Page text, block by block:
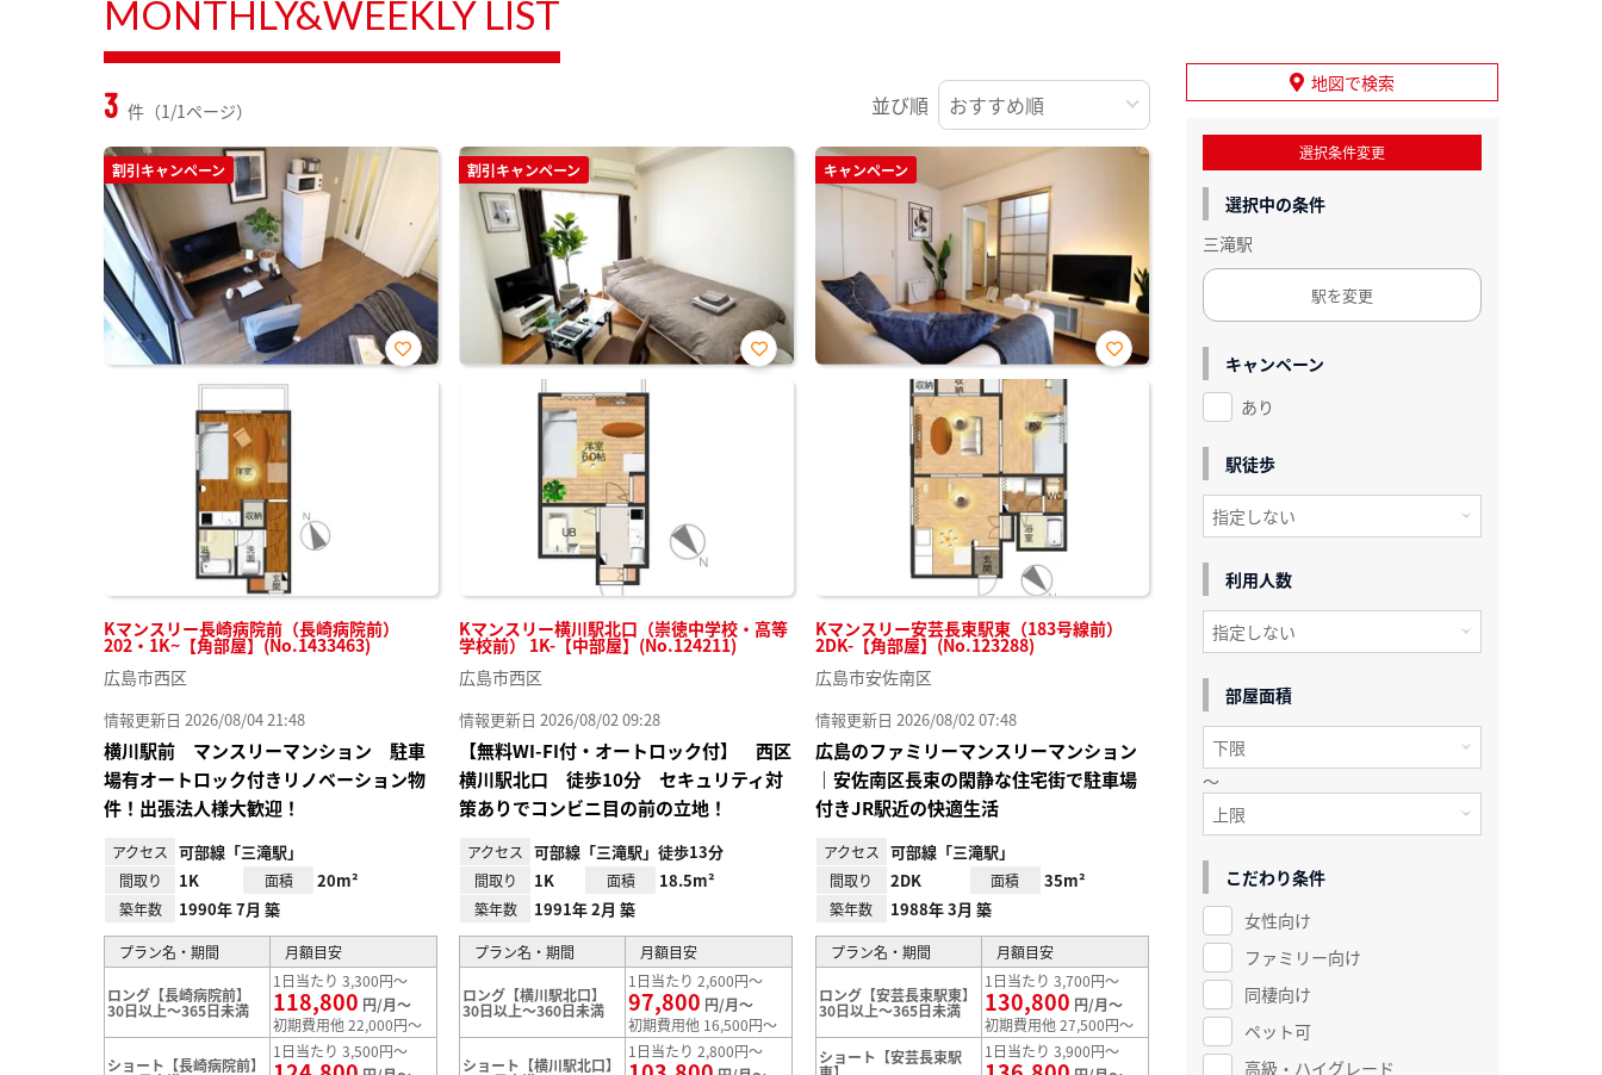
MONTHLY&WEEKLY LIST
3 件（1/1ページ） 並び順
割引キャンペーン
Kマンスリー長崎病院前（長崎病院前）
202・1K~【角部屋】(No.1433463)
お気
広島市西区
情報更新日 2026/08/04 21:48
横川駅前 マンスリーマンション 駐車
場有オートロック付きリノベーション物
件！出張法人様大歓迎！
アクセス 可部線「三滝駅」
間取り 1K 面積 20m²
築年数 1990年 7月 築
プラン名・期間 月額目安
ロング【長崎病院前】
30日以上～365日未満
1日当たり 3,300円～
118,800 円/月～
初期費用他 22,000円～
ショート【長崎病院前】
1日当たり 3,500円～
割引キャンペーン
Kマンスリー横川駅北口（崇徳中学校・高等
学校前） 1K-【中部屋】(No.124211)
お気
広島市西区
情報更新日 2026/08/02 09:28
【無料WI-FI付・オートロック付】 西区
横川駅北口 徒歩10分 セキュリティ対
策ありでコンビニ目の前の立地！
アクセス 可部線「三滝駅」徒歩13分
間取り 1K 面積 18.5m²
築年数 1991年 2月 築
プラン名・期間 月額目安
ロング【横川駅北口】
30日以上～360日未満
1日当たり 2,600円～
97,800 円/月～
初期費用他 16,500円～
ショート【横川駅北口】
1日当たり 2,800円～
キャンペーン
Kマンスリー安芸長束駅東（183号線前）
2DK-【角部屋】(No.123288)
お気
広島市安佐南区
情報更新日 2026/08/02 07:48
広島のファミリーマンスリーマンション
｜安佐南区長束の閑静な住宅街で駐車場
付きJR駅近の快適生活
アクセス 可部線「三滝駅」
間取り 2DK 面積 35m²
築年数 1988年 3月 築
プラン名・期間 月額目安
ロング【安芸長束駅東】
30日以上～365日未満
1日当たり 3,700円～
130,800 円/月～
初期費用他 27,500円～
ショート【安芸長束駅
1日当たり 3,900円～
地図で検索
選択条件変更
選択中の条件
三滝駅
駅を変更
キャンペーン
あり
駅徒歩
利用人数
部屋面積
～
こだわり条件
女性向け
ファミリー向け
同棲向け
ペット可
高級・ハイグレード